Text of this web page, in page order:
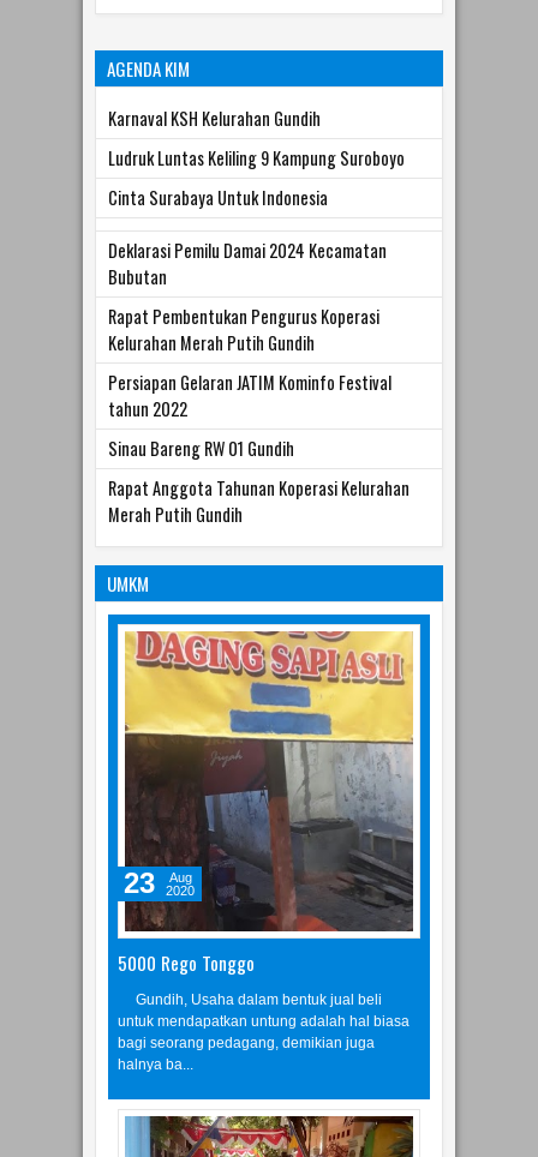
AGENDA KIM
Karnaval KSH Kelurahan Gundih
Ludruk Luntas Keliling 9 Kampung Suroboyo
Cinta Surabaya Untuk Indonesia
Deklarasi Pemilu Damai 2024 Kecamatan
Bubutan
Rapat Pembentukan Pengurus Koperasi
Kelurahan Merah Putih Gundih
Persiapan Gelaran JATIM Kominfo Festival
tahun 2022
Sinau Bareng RW 01 Gundih
Rapat Anggota Tahunan Koperasi Kelurahan
Merah Putih Gundih
UMKM
5000 Rego Tonggo
23
Aug
2020
Gundih, Usaha dalam bentuk jual beli
untuk mendapatkan untung adalah hal biasa
bagi seorang pedagang, demikian juga
halnya ba...